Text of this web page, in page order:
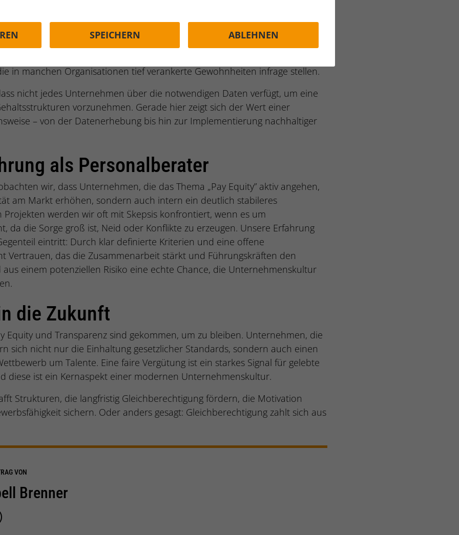
auch Herausforderungen mit sich. Unternehmen müssen ihre
in manchen Organisationen tief verankerte Gewohnheiten infrage stellen.
nicht jedes Unternehmen über die notwendigen Daten verfügt, um eine
vorzunehmen. Gerade hier zeigt sich der Wert einer
– von der Datenerhebung bis hin zur Implementierung nachhaltiger
als Personalberater
wir, dass Unternehmen, die das Thema „Pay Equity” aktiv angehen,
am Markt erhöhen, sondern auch intern ein deutlich stabileres
Projekten werden wir oft mit Skepsis konfrontiert, wenn es um
da die Sorge groß ist, Neid oder Konflikte zu erzeugen. Unsere Erfahrung
eintritt: Durch klar definierte Kriterien und eine offene
Vertrauen, das die Zusammenarbeit stärkt und Führungskräften den
aus einem potenziellen Risiko eine echte Chance, die Unternehmenskultur
die Zukunft
Equity und Transparenz sind gekommen, um zu bleiben. Unternehmen, die
sich nicht nur die Einhaltung gesetzlicher Standards, sondern auch einen
um Talente. Eine faire Vergütung ist ein starkes Signal für gelebte
diese ist ein Kernaspekt einer modernen Unternehmenskultur.
Strukturen, die langfristig Gleichberechtigung fördern, die Motivation
sichern. Oder anders gesagt: Gleichberechtigung zahlt sich aus
VON
Brenner
SPEICHERN ABLEHNEN